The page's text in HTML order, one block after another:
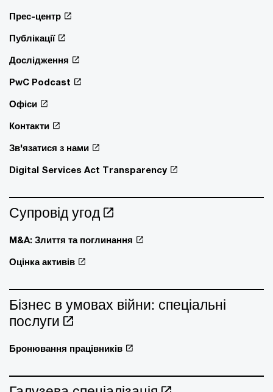
Прес-центр
Публікації
Дослідження
PwC Podcast
Офіси
Контакти
Зв'язатися з нами
Digital Services Act Transparency
Супровід угод
M&A: Злиття та поглинання
Оцінка активів
Бізнес в умовах війни: спеціальні
послуги
Бронювання працівників